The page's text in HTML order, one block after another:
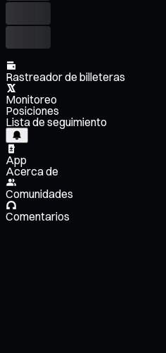
Rastreador de billeteras
Monitoreo
Posiciones
Lista de seguimiento
App
Acerca de
Comunidades
Comentarios